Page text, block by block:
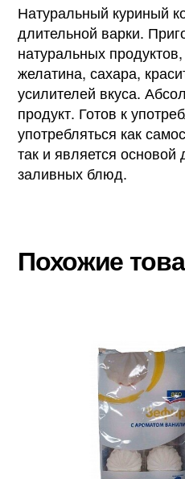
Натуральный куриный
длительной варки.
натуральных
желатина, сахара,
усилителей вкуса.
продукт. Готов к
употребляться как
так и является
заливных блюд.
Похожие